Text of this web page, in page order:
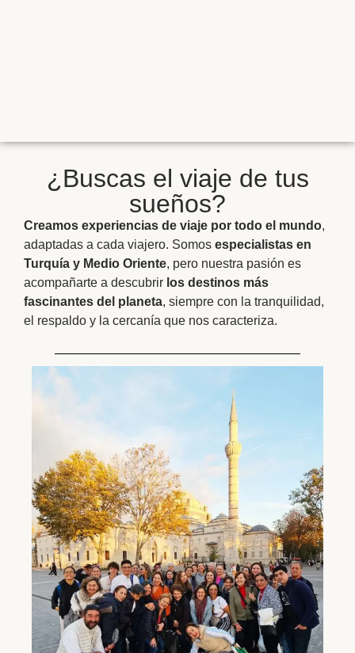
¿Buscas el viaje de tus
sueños?
Creamos experiencias de viaje por todo el mundo,
adaptadas a cada viajero. Somos especialistas en
Turquía y Medio Oriente, pero nuestra pasión es
acompañarte a descubrir los destinos más
fascinantes del planeta, siempre con la tranquilidad,
el respaldo y la cercanía que nos caracteriza.